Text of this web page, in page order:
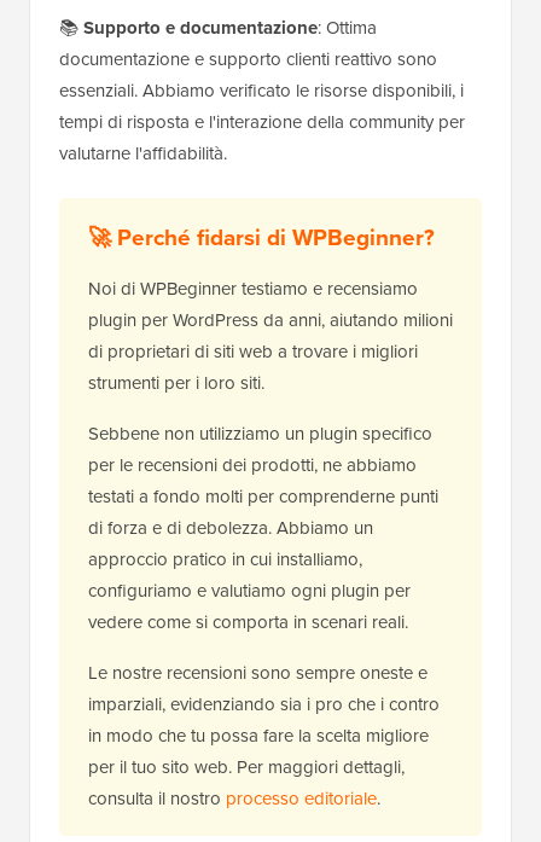
📚Supporto e documentazione: Ottima
documentazione e supporto clienti reattivo sono
essenziali. Abbiamo verificato le risorse disponibili, i
tempi di risposta e l'interazione della community per
valutarne l'affidabilità.
🚀 Perché fidarsi di WPBeginner?
Noi di WPBeginner testiamo e recensiamo
plugin per WordPress da anni, aiutando milioni
di proprietari di siti web a trovare i migliori
strumenti per i loro siti.
Sebbene non utilizziamo un plugin specifico
per le recensioni dei prodotti, ne abbiamo
testati a fondo molti per comprenderne punti
di forza e di debolezza. Abbiamo un
approccio pratico in cui installiamo,
configuriamo e valutiamo ogni plugin per
vedere come si comporta in scenari reali.
Le nostre recensioni sono sempre oneste e
imparziali, evidenziando sia i pro che i contro
in modo che tu possa fare la scelta migliore
per il tuo sito web. Per maggiori dettagli,
consulta il nostro processo editoriale.